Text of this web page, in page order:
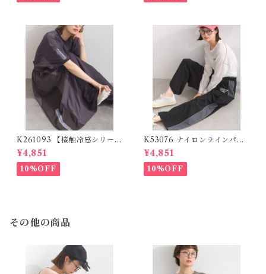
K261093 【接触冷感シリー
ズ】 リメイクスカート / Cool
Touch Mixed Fabric Remak
e Skirt (残りわずか)
¥4,851
10%OFF
K53076 ナイロンラインパン
ツ / Nylon Line Pants (残り
わずか)
¥4,851
10%OFF
その他の商品